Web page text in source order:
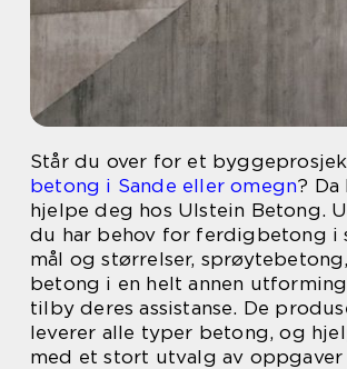
Står du over for et
betong i Sande eller omegn? Da
hjelpe deg hos Ulstein Betong.
du har behov for ferdigbetong i
mål og størrelser,
betong i en helt annen
tilby deres assistanse. De
leverer alle typer betong, og
med et stort utvalg av oppgaver